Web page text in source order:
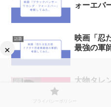
×
ォーエバ
話題
映画「忍
最強の軍
話題
大物タレ
ぎやはき
プライバシーポリシー